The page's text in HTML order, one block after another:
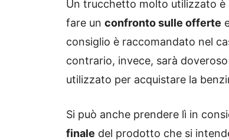
Un trucchetto molto utilizzato è
fare un confronto sulle offerte
consiglio è raccomandato nel
contrario, invece, sarà doveroso
utilizzato per acquistare la
Si può anche prendere lì in
finale del prodotto che si